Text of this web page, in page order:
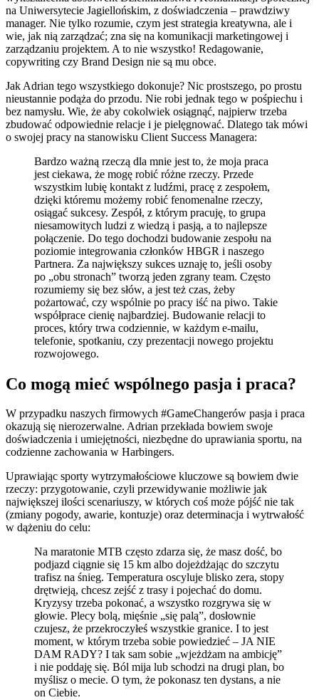
na Uniwersytecie Jagiellońskim, z doświadczenia – prawdziwy
manager. Nie tylko rozumie, czym jest strategia kreatywna, ale i
wie, jak nią zarządzać; zna się na komunikacji marketingowej i
zarządzaniu projektem. A to nie wszystko! Redagowanie,
copywriting czy Brand Design nie są mu obce.
Jak Adrian tego wszystkiego dokonuje? Nic prostszego, po prostu
nieustannie podąża do przodu. Nie robi jednak tego w pośpiechu i
bez namysłu. Wie, że aby cokolwiek osiągnąć, najpierw trzeba
zbudować odpowiednie relacje i je pielęgnować. Dlatego tak mówi
o swojej pracy na stanowisku Client Success Managera:
Bardzo ważną rzeczą dla mnie jest to, że moja praca
jest ciekawa, że mogę robić różne rzeczy. Przede
wszystkim lubię kontakt z ludźmi, pracę z zespołem,
dzięki któremu możemy robić fenomenalne rzeczy,
osiągać sukcesy. Zespół, z którym pracuję, to grupa
niesamowitych ludzi z wiedzą i pasją, a to najlepsze
połączenie. Do tego dochodzi budowanie zespołu na
poziomie integrowania członków HBGR i naszego
Partnera. Za największy sukces uznaję to, jeśli osoby
po „obu stronach” tworzą jeden zgrany team. Często
rozumiemy się bez słów, a jest też czas, żeby
pożartować, czy wspólnie po pracy iść na piwo. Takie
współprace cienię najbardziej. Budowanie relacji to
proces, który trwa codziennie, w każdym e-mailu,
telefonie, spotkaniu, czy prezentacji nowego projektu
rozwojowego.
Co mogą mieć wspólnego pasja i praca?
W przypadku naszych firmowych #GameChangerów pasja i praca
okazują się nierozerwalne. Adrian przekłada bowiem swoje
doświadczenia i umiejętności, niezbędne do uprawiania sportu, na
codzienne zachowania w Harbingers.
Uprawiając sporty wytrzymałościowe kluczowe są bowiem dwie
rzeczy: przygotowanie, czyli przewidywanie możliwie jak
największej ilości scenariuszy, w których coś może pójść nie tak
(zmiany pogody, awarie, kontuzje) oraz determinacja i wytrwałość
w dążeniu do celu:
Na maratonie MTB często zdarza się, że masz dość, bo
podjazd ciągnie się 15 km albo dojeżdżając do szczytu
trafisz na śnieg. Temperatura oscyluje blisko zera, stopy
drętwieją, chcesz zejść z trasy i pojechać do domu.
Kryzysy trzeba pokonać, a wszystko rozgrywa się w
głowie. Plecy bolą, mięśnie „się palą”, dosłownie
czujesz, że przekroczyłeś wszystkie granice. I to jest
moment, w którym trzeba sobie powiedzieć – JA NIE
DAM RADY? I tak sam sobie „wjeżdżam na ambicję”
i nie poddaję się. Ból mija lub schodzi na drugi plan, bo
myślisz o mecie. O tym, że pokonasz ten dystans, a nie
on Ciebie.